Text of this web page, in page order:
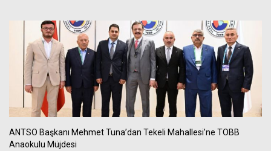
ANTSO Başkanı Mehmet Tuna’dan Tekeli Mahallesi’ne TOBB
Anaokulu Müjdesi